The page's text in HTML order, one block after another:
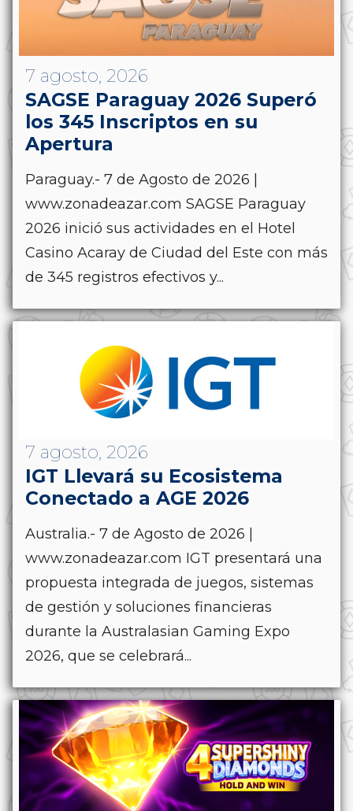
7 agosto, 2026
SAGSE Paraguay 2026 Superó
los 345 Inscriptos en su
Apertura
Paraguay.- 7 de Agosto de 2026 |
www.zonadeazar.com SAGSE Paraguay
2026 inició sus actividades en el Hotel
Casino Acaray de Ciudad del Este con más
de 345 registros efectivos y...
7 agosto, 2026
IGT Llevará su Ecosistema
Conectado a AGE 2026
Australia.- 7 de Agosto de 2026 |
www.zonadeazar.com IGT presentará una
propuesta integrada de juegos, sistemas
de gestión y soluciones financieras
durante la Australasian Gaming Expo
2026, que se celebrará...